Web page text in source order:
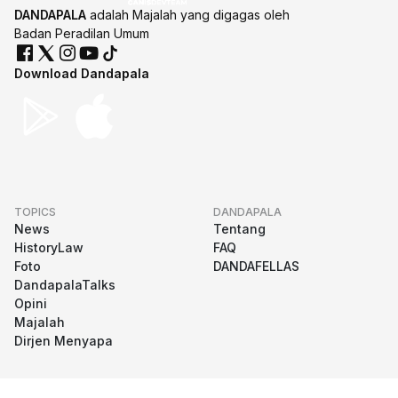
DANDAPALA adalah Majalah yang digagas oleh
Badan Peradilan Umum
Download Dandapala
TOPICS
News
HistoryLaw
Foto
DandapalaTalks
Opini
Majalah
Dirjen Menyapa
DANDAPALA
Tentang
FAQ
DANDAFELLAS